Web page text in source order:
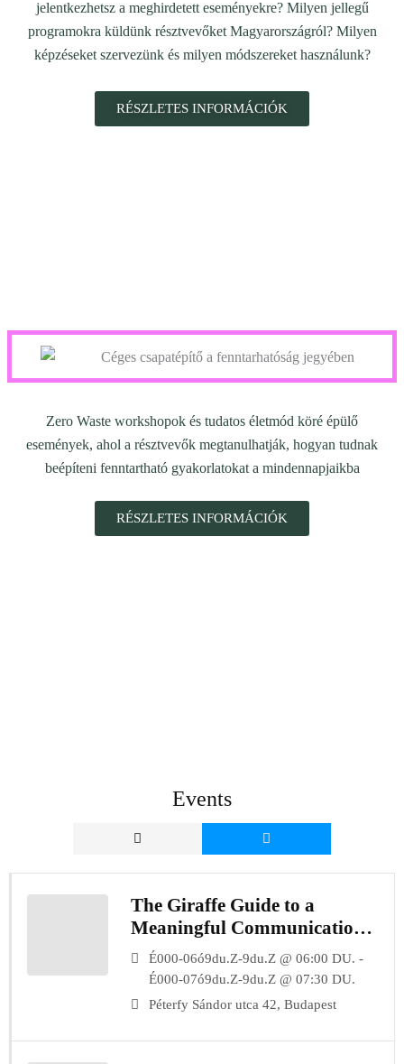
jelentkezhetsz a meghirdetett eseményekre? Milyen jellegű
programokra küldünk résztvevőket Magyarországról? Milyen
képzéseket szervezünk és milyen módszereket használunk?
RÉSZLETES INFORMÁCIÓK
Zero Waste workshopok és tudatos életmód köré épülő
események, ahol a résztvevők megtanulhatják, hogyan tudnak
beépíteni fenntartható gyakorlatokat a mindennapjaikba
RÉSZLETES INFORMÁCIÓK
Events
The Giraffe Guide to a
Meaningful Communication:
Workshop for Empathic
Conversations
É000-06ó9du.Z-9du.Z @ 06:00 DU. -
É000-07ó9du.Z-9du.Z @ 07:30 DU.
Péterfy Sándor utca 42, Budapest